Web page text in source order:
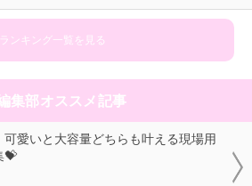
ランキング一覧を見る
集部オススメ記事
可愛いと大容量どちらも叶える現場用
💝